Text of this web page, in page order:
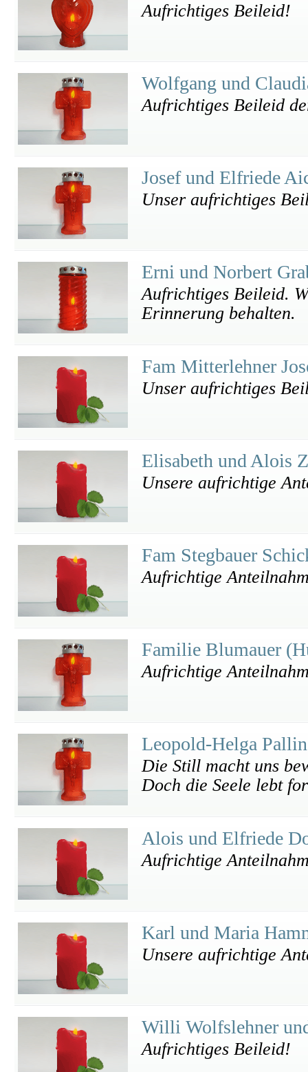
Aufrichtiges Beileid!
Wolfgang und
Aufrichtiges Beileid
Josef und Elfriede
Unser aufrichtiges
Erni und Norbert
Aufrichtiges Beileid.
Erinnerung behalten.
Fam Mitterlehner
Unser aufrichtiges
Elisabeth und Alois
Unsere aufrichtige
Fam Stegbauer
Aufrichtige
Familie Blumauer
Aufrichtige
Leopold-Helga
Die Still macht uns
Doch die Seele lebt
Alois und Elfriede
Aufrichtige
Karl und Maria
Unsere aufrichtige
Willi Wolfslehner
Aufrichtiges Beileid!